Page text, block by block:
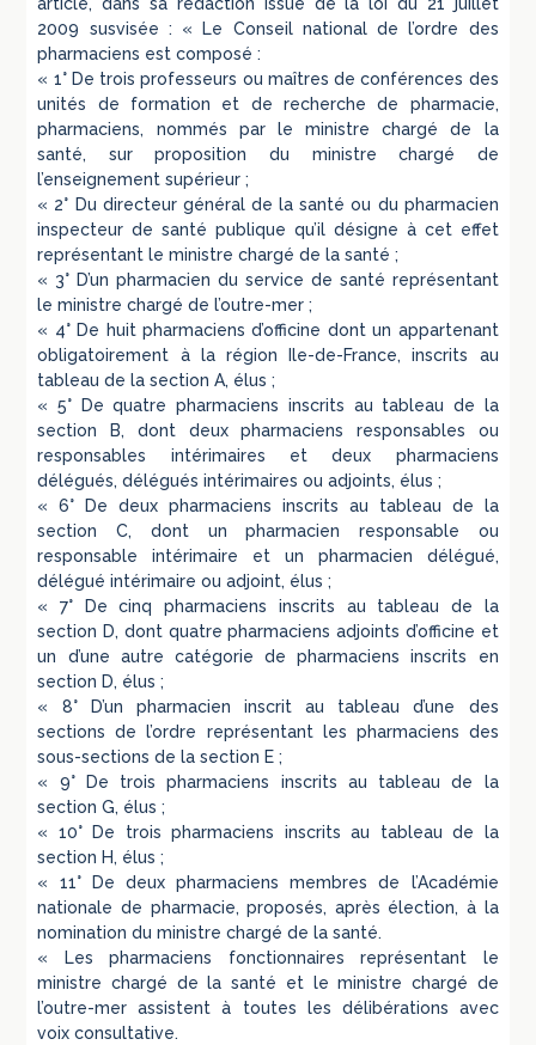
article, dans sa rédaction issue de la loi du 21 juillet
2009 susvisée : « Le Conseil national de l’ordre des
pharmaciens est composé :
« 1° De trois professeurs ou maîtres de conférences des
unités de formation et de recherche de pharmacie,
pharmaciens, nommés par le ministre chargé de la
santé, sur proposition du ministre chargé de
l’enseignement supérieur ;
« 2° Du directeur général de la santé ou du pharmacien
inspecteur de santé publique qu’il désigne à cet effet
représentant le ministre chargé de la santé ;
« 3° D’un pharmacien du service de santé représentant
le ministre chargé de l’outre-mer ;
« 4° De huit pharmaciens d’officine dont un appartenant
obligatoirement à la région Ile-de-France, inscrits au
tableau de la section A, élus ;
« 5° De quatre pharmaciens inscrits au tableau de la
section B, dont deux pharmaciens responsables ou
responsables intérimaires et deux pharmaciens
délégués, délégués intérimaires ou adjoints, élus ;
« 6° De deux pharmaciens inscrits au tableau de la
section C, dont un pharmacien responsable ou
responsable intérimaire et un pharmacien délégué,
délégué intérimaire ou adjoint, élus ;
« 7° De cinq pharmaciens inscrits au tableau de la
section D, dont quatre pharmaciens adjoints d’officine et
un d’une autre catégorie de pharmaciens inscrits en
section D, élus ;
« 8° D’un pharmacien inscrit au tableau d’une des
sections de l’ordre représentant les pharmaciens des
sous-sections de la section E ;
« 9° De trois pharmaciens inscrits au tableau de la
section G, élus ;
« 10° De trois pharmaciens inscrits au tableau de la
section H, élus ;
« 11° De deux pharmaciens membres de l’Académie
nationale de pharmacie, proposés, après élection, à la
nomination du ministre chargé de la santé.
« Les pharmaciens fonctionnaires représentant le
ministre chargé de la santé et le ministre chargé de
l’outre-mer assistent à toutes les délibérations avec
voix consultative.